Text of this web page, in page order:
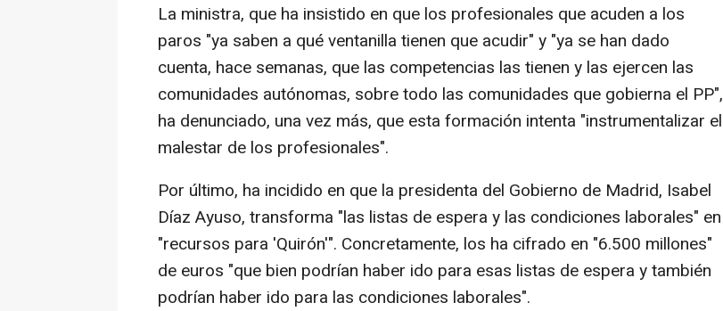
La ministra, que ha insistido en que los profesionales que acuden a los
paros "ya saben a qué ventanilla tienen que acudir" y "ya se han dado
cuenta, hace semanas, que las competencias las tienen y las ejercen las
comunidades autónomas, sobre todo las comunidades que gobierna el PP",
ha denunciado, una vez más, que esta formación intenta "instrumentalizar el
malestar de los profesionales".
Por último, ha incidido en que la presidenta del Gobierno de Madrid, Isabel
Díaz Ayuso, transforma "las listas de espera y las condiciones laborales" en
"recursos para 'Quirón'". Concretamente, los ha cifrado en "6.500 millones"
de euros "que bien podrían haber ido para esas listas de espera y también
podrían haber ido para las condiciones laborales".